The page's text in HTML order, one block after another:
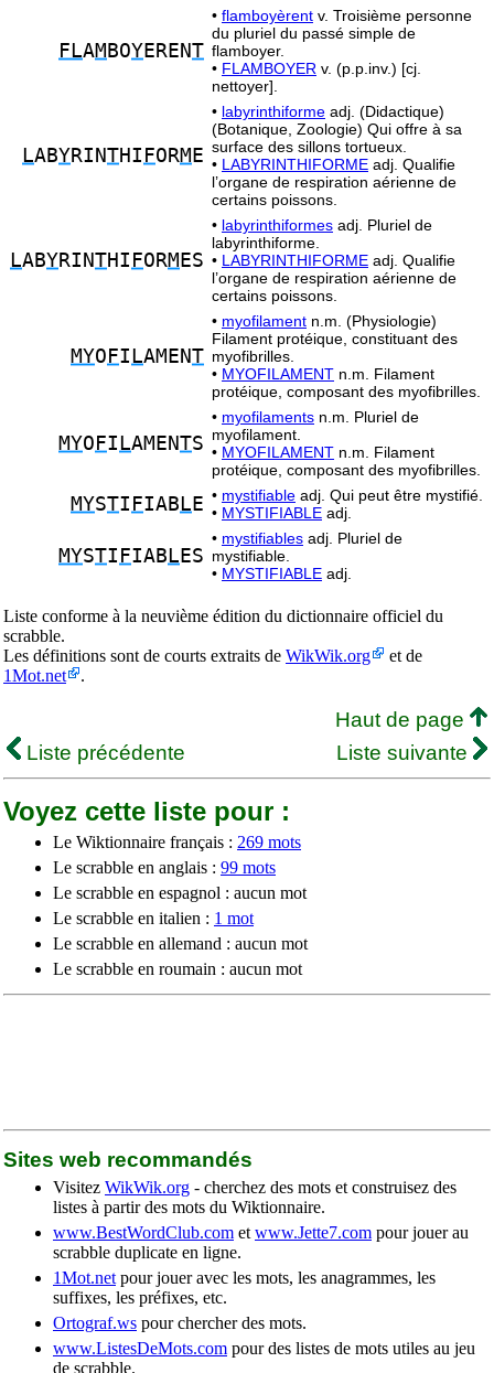
FLAM BOYERENT
• flamboyèrent v. Troisième personne
du pluriel du passé simple de
flamboyer.
• FLAMBOYER v. (p.p.inv.) [cj.
nettoyer].
LABYRINTHI FORM E
• labyrinthiforme adj. (Didactique)
(Botanique, Zoologie) Qui offre à sa
surface des sillons tortueux.
• LABYRINTHIFORME adj. Qualifie
l’organe de respiration aérienne de
certains poissons.
LABYRINTHI FORM ES
• labyrinthiformes adj. Pluriel de
labyrinthiforme.
• LABYRINTHIFORME adj. Qualifie
l’organe de respiration aérienne de
certains poissons.
MYO FI LAMENT
• myofilament n.m. (Physiologie)
Filament protéique, constituant des
myofibrilles.
• MYOFILAMENT n.m. Filament
protéique, composant des myofibrilles.
MYO FI LAMENTS
• myofilaments n.m. Pluriel de
myofilament.
• MYOFILAMENT n.m. Filament
protéique, composant des myofibrilles.
MYSTI FIAB L E • mystifiable adj. Qui peut être mystifié.
• MYSTIFIABLE adj.
MYSTI FIAB L ES
• mystifiables adj. Pluriel de
mystifiable.
• MYSTIFIABLE adj.
Liste conforme à la neuvième édition du dictionnaire officiel du
scrabble.
Les définitions sont de courts extraits de WikWik.org
et de
1Mot.net
.
Haut de page
Liste précédente
Liste suivante
Voyez cette liste pour :
Le Wiktionnaire français : 269 mots
Le scrabble en anglais : 99 mots
Le scrabble en espagnol : aucun mot
Le scrabble en italien : 1 mot
Le scrabble en allemand : aucun mot
Le scrabble en roumain : aucun mot
Sites web recommandés
Visitez WikWik.org - cherchez des mots et construisez des
listes à partir des mots du Wiktionnaire.
www.BestWordClub.com et www.Jette7.com pour jouer au
scrabble duplicate en ligne.
1Mot.net pour jouer avec les mots, les anagrammes, les
suffixes, les préfixes, etc.
Ortograf.ws pour chercher des mots.
www.ListesDeMots.com pour des listes de mots utiles au jeu
de scrabble.